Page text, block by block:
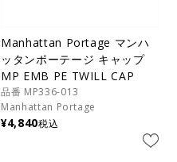
Manhattan Portage マンハ
ッタンポーテージ キャップ
MP EMB PE TWILL CAP
品番 MP336-013
Manhattan Portage
¥4,840税込